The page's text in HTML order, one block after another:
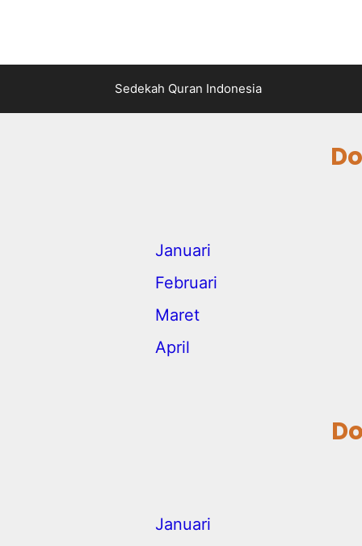
Sedekah Quran Indonesia
Januari
Februari
Maret
April
Januari